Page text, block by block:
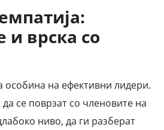
и врска со
особина на ефективни лидери.
се поврзат со членовите на
ниво, да ги разберат